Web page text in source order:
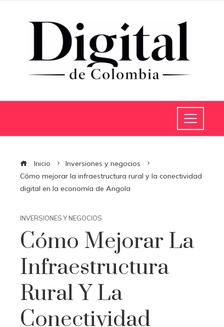
Inicio
Inversiones y negocios
Cómo mejorar la infraestructura rural y la conectividad
digital en la economía de Angola
INVERSIONES Y NEGOCIOS
Cómo Mejorar La
Infraestructura
Rural Y La
Conectividad